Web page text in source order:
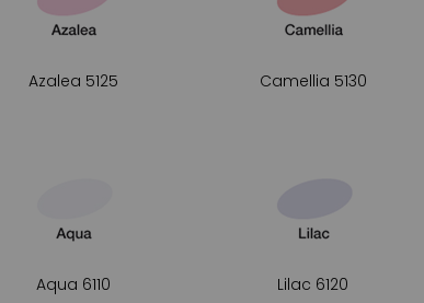
Azalea 5125 Camellia 5130
Aqua 6110 Lilac 6120